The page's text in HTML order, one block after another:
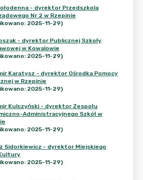
- dyrektor Przedszkola
Nr 2 w Rzepinie
2025-11-29)
- dyrektor Publicznej Szkoły
w Kowalowie
2025-11-29)
Karatysz - dyrektor Ośrodka Pomocy
w Rzepinie
2025-11-29)
Kulczyński - dyrektor Zespołu
Administracyjnego Szkół w
2025-11-29)
Sidorkiewicz - dyrektor Miejskiego
2025-11-29)